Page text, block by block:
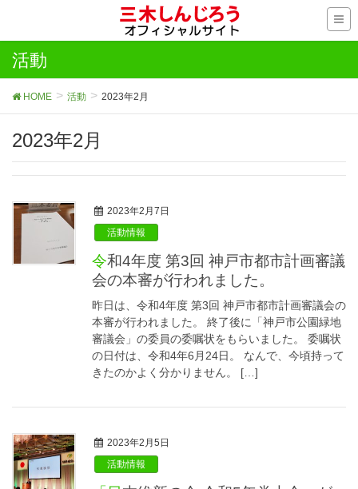
活動
HOME 活動 2023年2月
2023年2月
2023年2月7日
活動情報
令和4年度 第3回 神戸市都市計画審議
会の本審が行われました。
昨日は、令和4年度 第3回 神戸市都市計画審議会の
本審が行われました。 終了後に「神戸市公園緑地
審議会」の委員の委嘱状をもらいました。 委嘱状
の日付は、令和4年6月24日。 なんで、今頃持って
きたのかよく分かりません。 […]
2023年2月5日
活動情報